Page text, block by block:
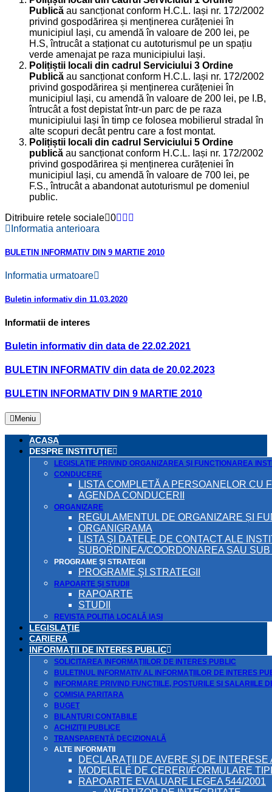
Publică au sancționat conform H.C.L. Iași nr. 172/2002
privind gospodărirea și menținerea curățeniei în
municipiul Iași, cu amendă în valoare de 200 lei, pe
H.S, întrucât a staționat cu autoturismul pe un spațiu
verde amenajat pe raza municipiului Iași.
Polițiștii locali din cadrul Serviciului 3 Ordine
Publică au sancționat conform H.C.L. Iași nr. 172/2002
privind gospodărirea și menținerea curățeniei în
municipiul Iași, cu amendă în valoare de 200 lei, pe I.B,
întrucât a fost depistat într-un parc de pe raza
municipiului Iași în timp ce folosea mobilierul stradal în
alte scopuri decât pentru care a fost montat.
Polițiștii locali din cadrul Serviciului 5 Ordine
publică au sancționat conform H.C.L. Iași nr. 172/2002
privind gospodărirea și menținerea curățeniei în
municipiul Iași, cu amendă în valoare de 700 lei, pe
F.S., întrucât a abandonat autoturismul pe domeniul
public.
Ditribuire retele sociale 0
Informatia anterioara
BULETIN INFORMATIV DIN 9 MARTIE 2010
Informatia urmatoare
Buletin informativ din 11.03.2020
Informatii de interes
Buletin informativ din data de 22.02.2021
BULETIN INFORMATIV din data de 20.02.2023
BULETIN INFORMATIV DIN 9 MARTIE 2010
Meniu
ACASA
DESPRE INSTITUŢIE
LEGISLAŢIE PRIVIND ORGANIZAREA ŞI FUNCŢIONAREA
CONDUCERE
LISTA COMPLETĂ A PERSOANELOR CU
AGENDA CONDUCERII
ORGANIZARE
REGULAMENTUL DE ORGANIZARE ȘI
ORGANIGRAMA
LISTA ŞI DATELE DE CONTACT ALE
SUBORDINEA/COORDONAREA SAU
PROGRAME ŞI STRATEGII
PROGRAME ŞI STRATEGII
RAPOARTE ŞI STUDII
RAPOARTE
STUDII
REVISTA POLIȚIA LOCALĂ IAȘI
LEGISLAȚIE
CARIERA
INFORMAŢII DE INTERES PUBLIC
SOLICITAREA INFORMAŢIILOR DE INTERES PUBLIC
BULETINUL INFORMATIV AL INFORMAŢIILOR DE INTERES
INFORMARE PRIVIND FUNCTIILE, POSTURILE SI
COMISIA PARITARA
BUGET
BILANŢURI CONTABILE
ACHIZIȚII PUBLICE
TRANSPARENȚĂ DECIZIONALĂ
ALTE INFORMATII
DECLARAŢII DE AVERE ŞI DE
MODELELE DE CERERI/FORMULARE
RAPOARTE EVALUARE LEGEA 544/2001